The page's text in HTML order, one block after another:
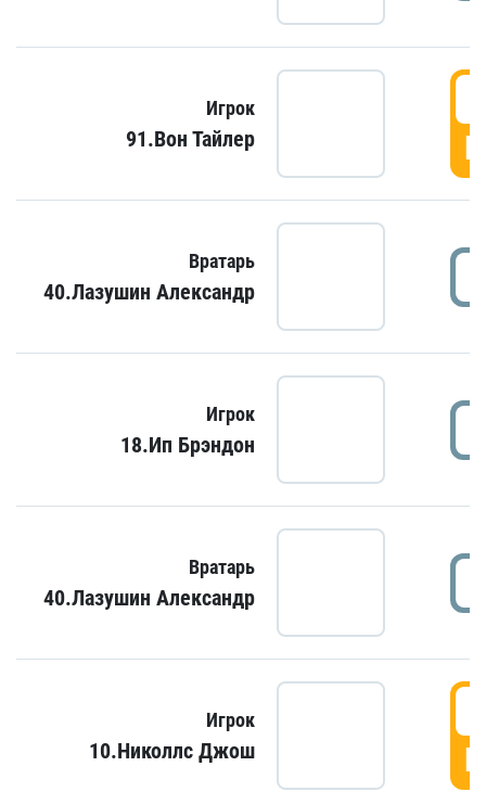
Игрок
91.Вон Тайлер
Вратарь
40.Лазушин Александр
Игрок
18.Ип Брэндон
Вратарь
40.Лазушин Александр
Игрок
10.Николлс Джош